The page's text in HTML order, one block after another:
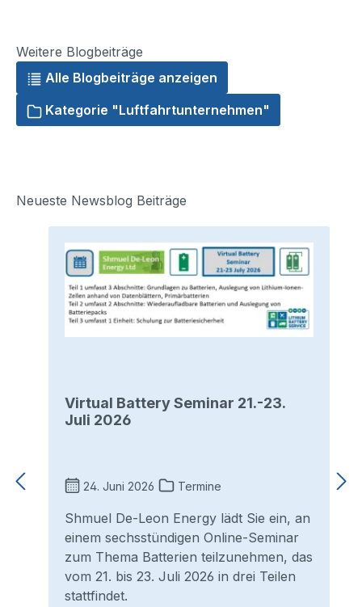
Weitere Blogbeiträge
Alle Blogbeiträge anzeigen
Kategorie "Luftfahrtunternehmen"
Neueste Newsblog Beiträge
Virtual Battery Seminar 21.-23.
Juli 2026
24. Juni 2026 Termine
Shmuel De-Leon Energy lädt Sie ein, an
einem sechsstündigen Online-Seminar
zum Thema Batterien teilzunehmen, das
vom 21. bis 23. Juli 2026 in drei Teilen
stattfindet.